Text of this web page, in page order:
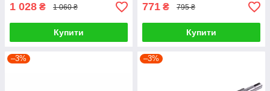
1 028 ₴ 1 060 ₴
Купити
771 ₴ 795 ₴
Купити
–3% –3%